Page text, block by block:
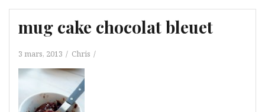
mug cake chocolat bleuet
3 mars, 2013 Chris